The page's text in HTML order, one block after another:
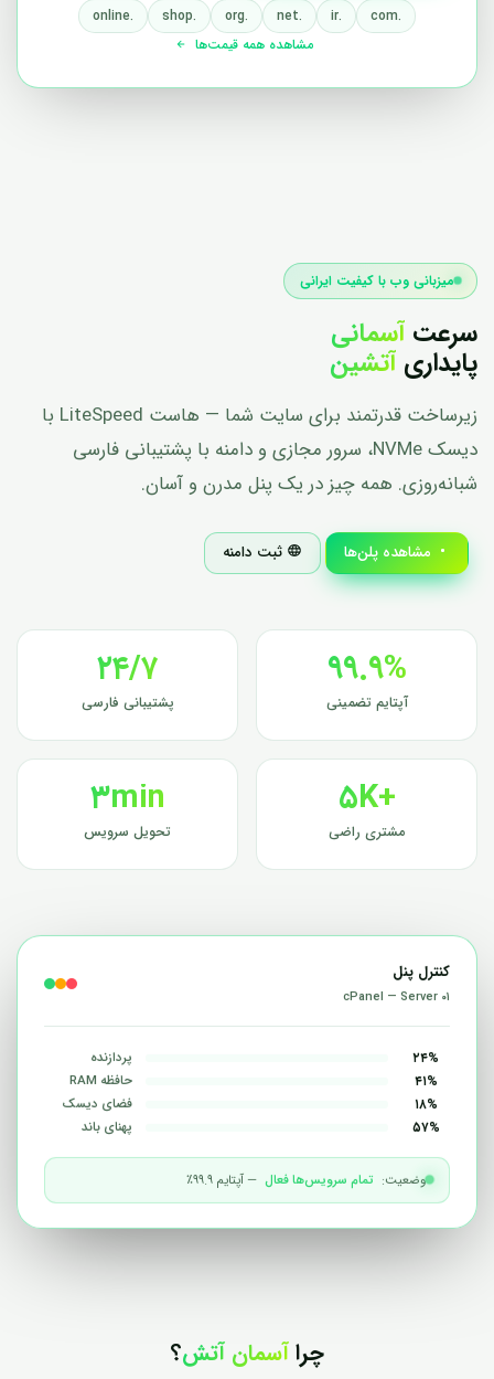
.com
.ir
.net
.org
.shop
.online
مشاهده همه قیمت‌ها
میزبانی وب با کیفیت ایرانی
سرعت آسمانی
پایداری آتشین
زیرساخت قدرتمند برای سایت شما — هاست LiteSpeed با
دیسکNVMe، سرور مجازی و دامنه با پشتیبانی فارسی
شبانه‌روزی. همه چیز در یک پنل مدرن و آسان.
مشاهده پلن‌ها ثبت دامنه
۹۹.۹%
آپتایم تضمینی
۲۴/۷
پشتیبانی فارسی
+۵K
مشتری راضی
۳min
تحویل سرویس
کنترل پنل
cPanel — Server ۰۱
۲۴% پردازنده
۴۱% حافظه RAM
۱۸% فضای دیسک
۵۷% پهنای باند
وضعیت: تمام سرویس‌ها فعال — آپتایم ۹۹.۹٪
چراآسمان آتش؟